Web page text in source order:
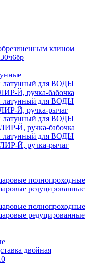
клином
латунный для ВОДЫ
Й, ручка-бабочка
латунный для ВОДЫ
Й, ручка-рычаг
латунный для ВОДЫ
Й, ручка-бабочка
латунный для ВОДЫ
Й, ручка-рычаг
полнопроходные
редуцированные
полнопроходные
редуцированные
двойная